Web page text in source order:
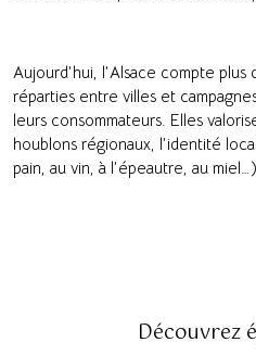
Aujourd’hui, l’Alsace compte plus
réparties entre villes et
leurs consommateurs. Elles
houblons régionaux, l’identité
pain, au vin, à l’épeautre, au miel…).
Découvrez